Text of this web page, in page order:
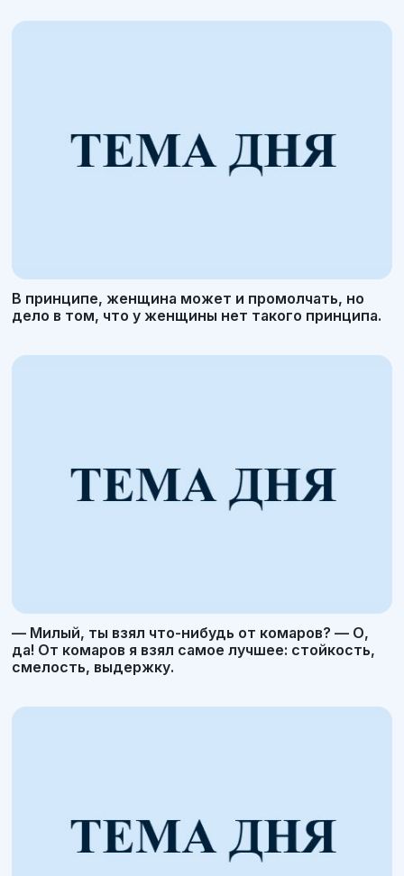
В принципе, женщина может и промолчать, но
дело в том, что у женщины нет такого принципа.
— Милый, ты взял что-нибудь от комаров? — О,
да! От комаров я взял самое лучшее: стойкость,
смелость, выдержку.